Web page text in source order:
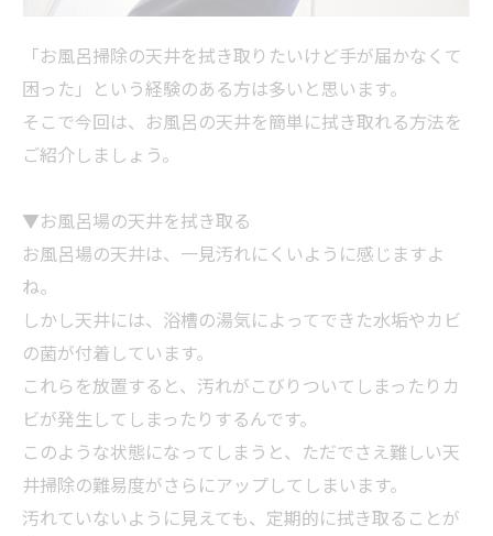
「お風呂掃除の天井を拭き取りたいけど手が届かなくて
困った」という経験のある方は多いと思います。
そこで今回は、お風呂の天井を簡単に拭き取れる方法を
ご紹介しましょう。
▼お風呂場の天井を拭き取る
お風呂場の天井は、一見汚れにくいように感じますよ
ね。
しかし天井には、浴槽の湯気によってできた水垢やカビ
の菌が付着しています。
これらを放置すると、汚れがこびりついてしまったりカ
ビが発生してしまったりするんです。
このような状態になってしまうと、ただでさえ難しい天
井掃除の難易度がさらにアップしてしまいます。
汚れていないように見えても、定期的に拭き取ることが